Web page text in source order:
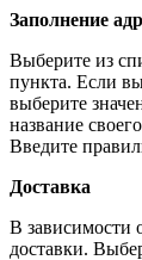
Заполнение
Выберите из
пункта. Если
выберите
название
Введите
Доставка
В зависимости
доставки.